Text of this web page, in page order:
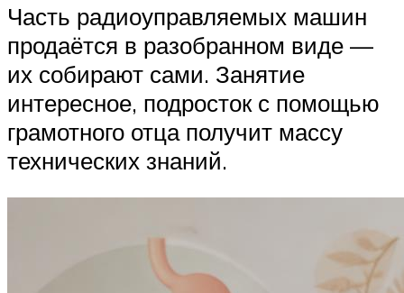
Часть радиоуправляемых машин
продаётся в разобранном виде —
их собирают сами. Занятие
интересное, подросток с помощью
грамотного отца получит массу
технических знаний.